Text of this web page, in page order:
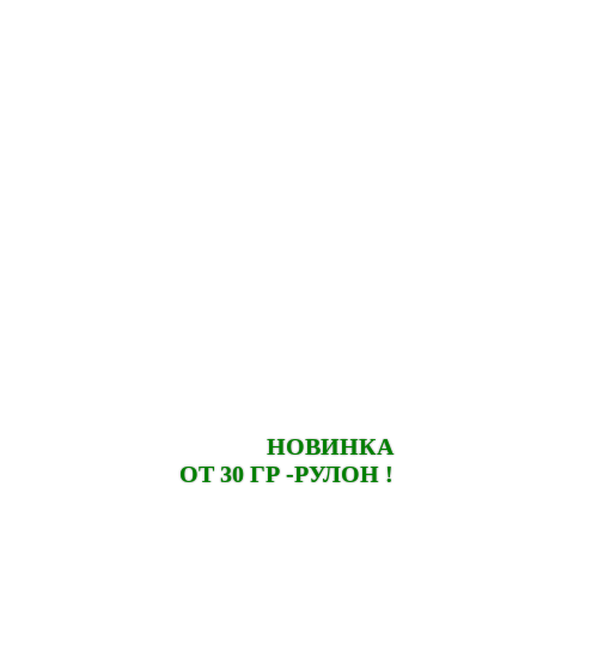
НОВИНКА
ОТ 30 ГР -РУЛОН !